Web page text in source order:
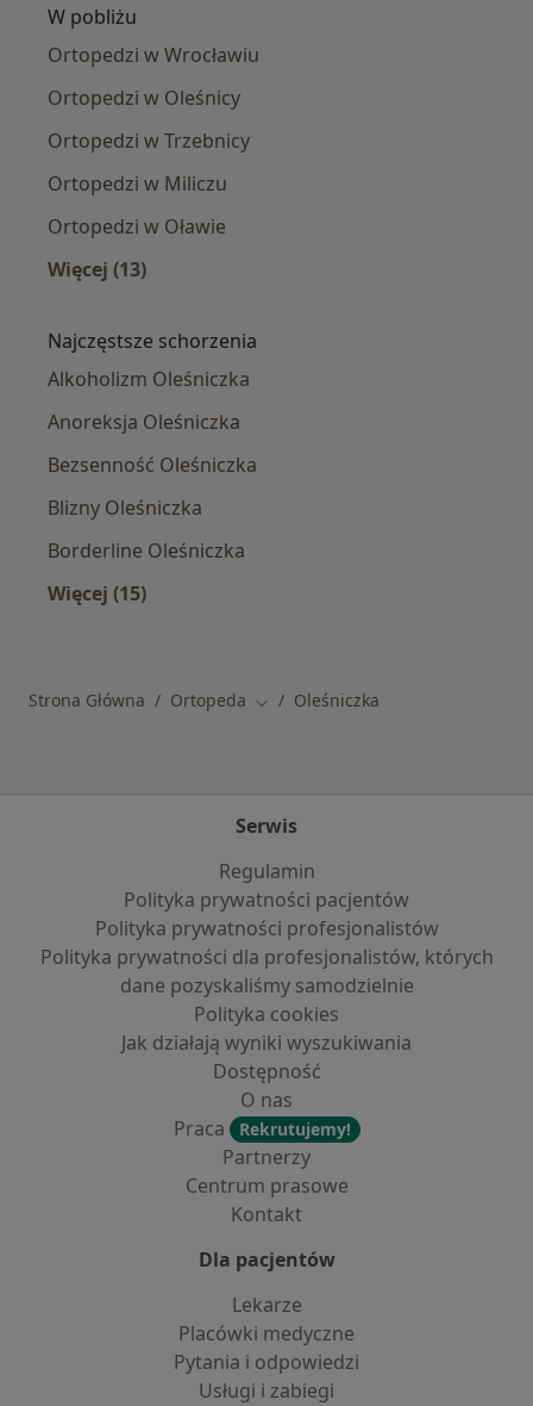
W pobliżu
Ortopedzi w Wrocławiu
Ortopedzi w Oleśnicy
Ortopedzi w Trzebnicy
Ortopedzi w Miliczu
Ortopedzi w Oławie
Więcej (13)
Najczęstsze schorzenia
Alkoholizm Oleśniczka
Anoreksja Oleśniczka
Bezsenność Oleśniczka
Blizny Oleśniczka
Borderline Oleśniczka
Więcej (15)
Strona Główna Ortopeda Zmień miasto
Oleśniczka
Serwis
Regulamin
Polityka prywatności pacjentów
Polityka prywatności profesjonalistów
Polityka prywatności dla profesjonalistów, których
dane pozyskaliśmy samodzielnie
Polityka cookies
Jak działają wyniki wyszukiwania
Dostępność
O nas
Praca
Rekrutujemy!
Partnerzy
Centrum prasowe
Kontakt
Dla pacjentów
Lekarze
Placówki medyczne
Pytania i odpowiedzi
Usługi i zabiegi